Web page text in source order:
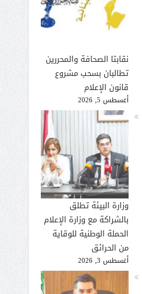
نقابتا الصحافة والمحررين
تطالبان بسحب مشروع
قانون الإعلام
أغسطس 5, 2026
وزارة البيئة تطلق
بالشراكة مع وزارة الإعلام
الحملة الوطنية للوقاية
من الحرائق
أغسطس 3, 2026